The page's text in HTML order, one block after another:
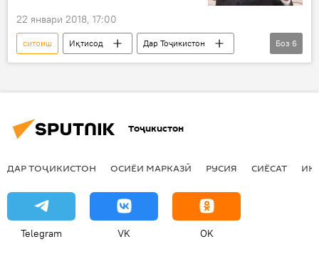
22 январи 2018, 17:00
ситоиш Иқтисод
Дар Тоҷикистон
Дар ҷаҳон
Ҳамаи хабарҳо
Амрико
Боз 6
Тоҷикистон
ДАР ТОҶИКИСТОН ОСИЁИ МАРКАЗӢ РУСИЯ СИЁСАТ
Telegram VK OK